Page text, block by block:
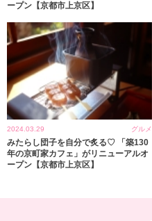
ープン【京都市上京区】
2024.03.29 グルメ
みたらし団子を自分で炙る♡ 「築130
年の京町家カフェ」がリニューアルオ
ープン【京都市上京区】